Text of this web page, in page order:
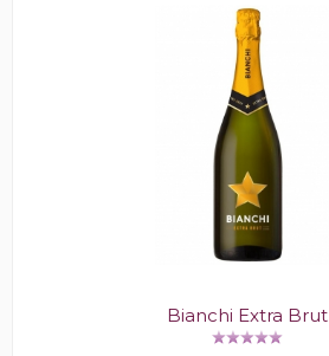
Bianchi Extra Brut